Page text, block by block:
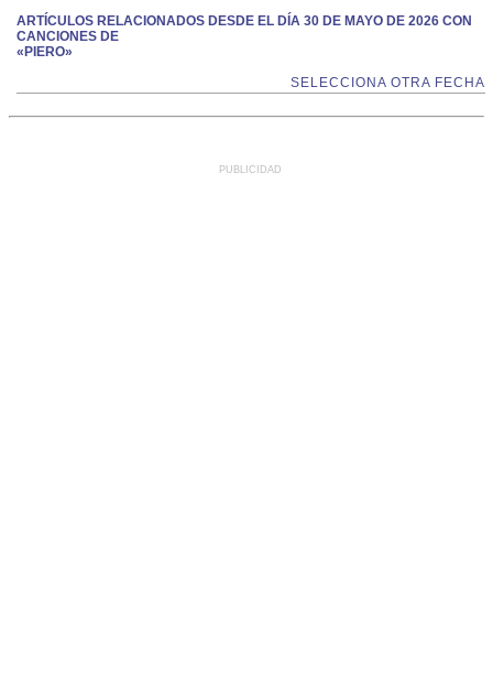
ARTÍCULOS RELACIONADOS DESDE EL DÍA 30 DE MAYO DE 2026 CON
CANCIONES DE
«PIERO»
SELECCIONA OTRA FECHA
PUBLICIDAD